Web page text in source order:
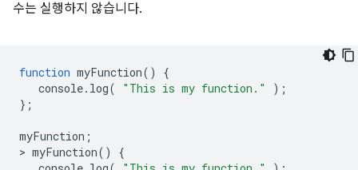
수는 실행하지 않습니다.
function myFunction()
{
console. log( "This is my function."
);
};
myFunction ;
> myFunction()
{